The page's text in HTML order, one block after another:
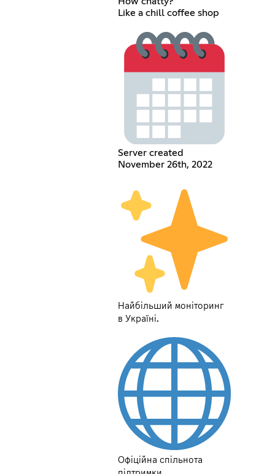
Like a chill coffee shop
Server created
November 26th, 2022
Найбільший моніторинг
в Україні.
Офіційна спільнота